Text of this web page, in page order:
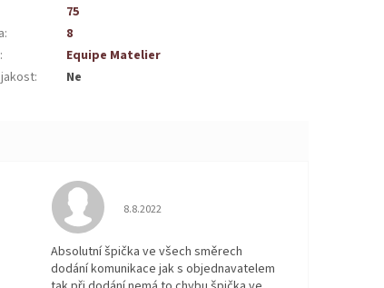
75
:
8
:
Equipe Matelier
: Ne
hvězdiček. Hodnocení obchodu je 5 z 5 hvězdiček.
8.8.2022
Absolutní špička ve všech směrech
dodání komunikace jak s objednavatelem